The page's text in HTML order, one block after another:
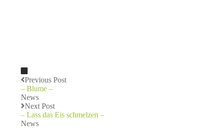
Previous Post
– Blume –
News
Next Post
– Lass das Eis schmelzen –
News